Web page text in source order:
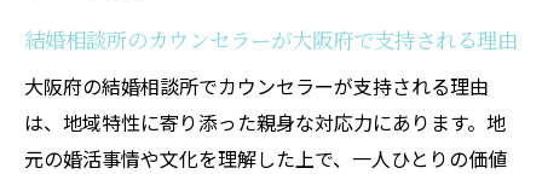
結婚相談所のカウンセラーが大阪府で支持される理由
大阪府の結婚相談所でカウンセラーが支持される理由
は、地域特性に寄り添った親身な対応力にあります。地
元の婚活事情や文化を理解した上で、一人ひとりの価値